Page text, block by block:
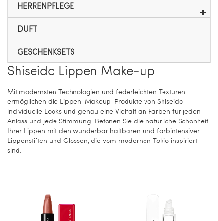
HERRENPFLEGE
DUFT
GESCHENKSETS
Shiseido Lippen Make-up
Mit modernsten Technologien und federleichten Texturen
ermöglichen die Lippen-Makeup-Produkte von Shiseido
individuelle Looks und genau eine Vielfalt an Farben für jeden
Anlass und jede Stimmung. Betonen Sie die natürliche Schönheit
Ihrer Lippen mit den wunderbar haltbaren und farbintensiven
Lippenstiften und Glossen, die vom modernen Tokio inspiriert
sind.